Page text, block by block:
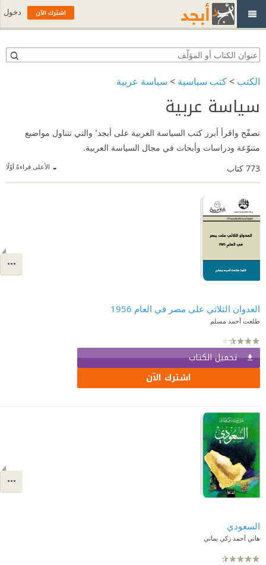
الكتب >كتب سياسية > سياسة عربية
سياسة عربية
تصفّح واقرأ أبرز كتب السياسة العربية على أبجد٬ والتي تتناول مواضيع
متنوّعة ودراسات وأبحاث في مجال السياسة العربية.
الأعلى قراءةً أوّلًا 773 كتاب
العدوان الثلاثي على مصر في العام 1956
طلعت أحمد مسلم
تحميل الكتاب
اشترك الآن
السعودي
هاني أحمد زكي يماني
اشترك الآن دخول